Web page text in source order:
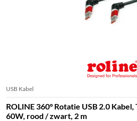
USB Kabel
ROLINE 360° Rotatie USB 2.0
60W, rood / zwart, 2 m